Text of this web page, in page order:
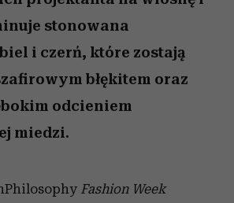
stonowana
i czerń, które zostają
błękitem oraz
odcieniem
miedzi.
Fashion Week